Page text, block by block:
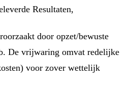
Resultaten,
door opzet/bewuste
De vrijwaring omvat redelijke
voor zover wettelijk